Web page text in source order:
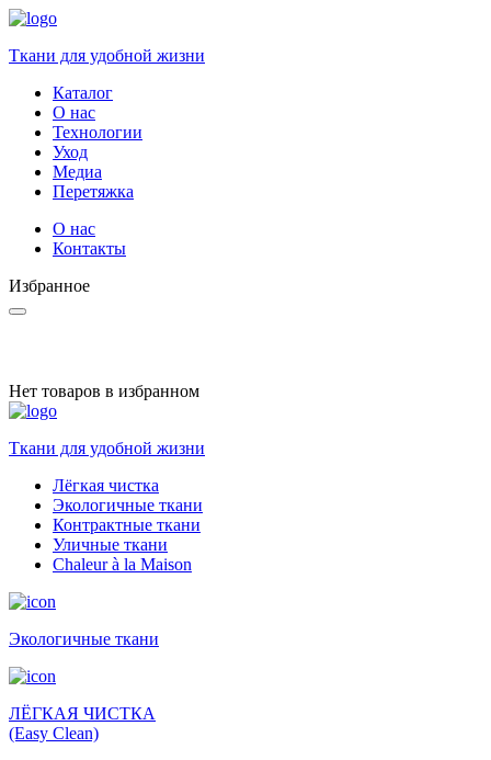
Ткани для удобной жизни
Каталог
О нас
Технологии
Уход
Медиа
Перетяжка
О нас
Контакты
Избранное
Нет товаров в избранном
Ткани для удобной жизни
Лёгкая чистка
Экологичные ткани
Контрактные ткани
Уличные ткани
Сhaleur à la Maison
Экологичные ткани
ЛЁГКАЯ ЧИСТКА
(Easy Clean)